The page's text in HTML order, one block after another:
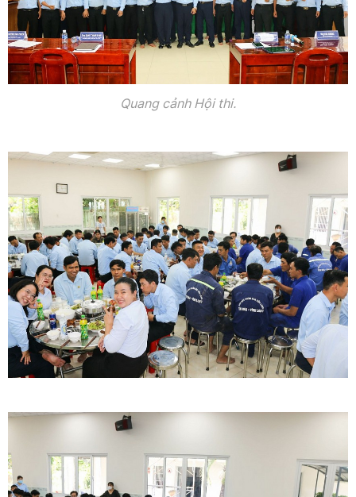
Quang cảnh Hội thi.